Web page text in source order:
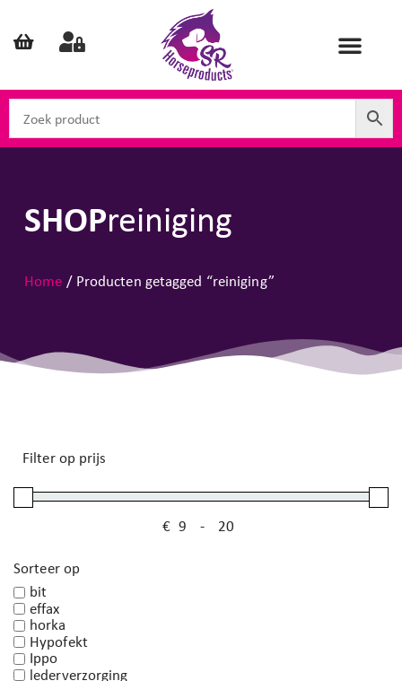
SHOPreiniging
Home / Producten getagged “reiniging”
Filter op prijs
€ Minimale prijs
-Maximale prijs
Sorteer op
bit
effax
horka
Hypofekt
Ippo
lederverzorging